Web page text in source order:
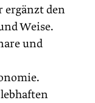
ergänzt den
Weise.
und